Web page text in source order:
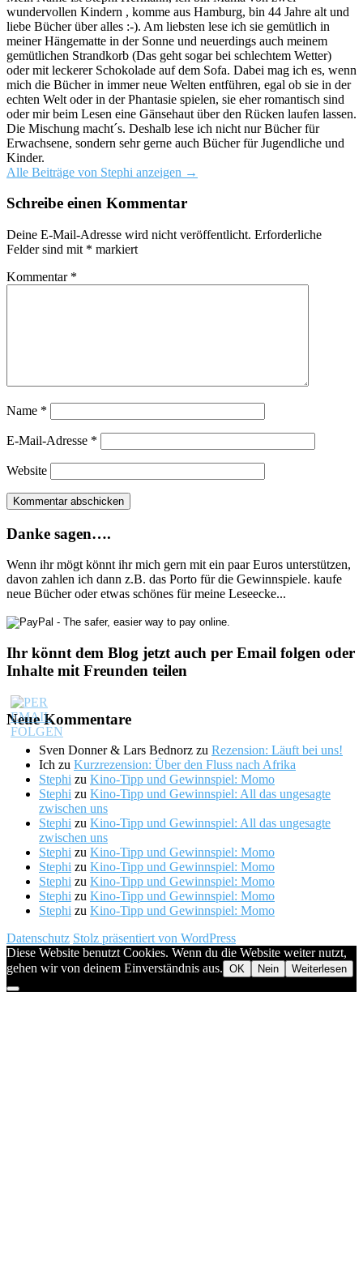
wundervollen Kindern , komme aus Hamburg, bin 44 Jahre alt und
liebe Bücher über alles :-). Am liebsten lese ich sie gemütlich in
meiner Hängematte in der Sonne und neuerdings auch meinem
gemütlichen Strandkorb (Das geht sogar bei schlechtem Wetter)
oder mit leckerer Schokolade auf dem Sofa. Dabei mag ich es, wenn
mich die Bücher in immer neue Welten entführen, egal ob sie in der
echten Welt oder in der Phantasie spielen, sie eher romantisch sind
oder mir beim Lesen eine Gänsehaut über den Rücken laufen lassen.
Die Mischung macht´s. Deshalb lese ich nicht nur Bücher für
Erwachsene, sondern sehr gerne auch Bücher für Jugendliche und
Kinder.
Alle Beiträge von Stephi anzeigen →
Schreibe einen Kommentar
Deine E-Mail-Adresse wird nicht veröffentlicht. Erforderliche
Felder sind mit * markiert
Kommentar *
Name *
E-Mail-Adresse *
Website
Danke sagen….
Wenn ihr mögt könnt ihr mich gern mit ein paar Euros unterstützen,
davon zahlen ich dann z.B. das Porto für die Gewinnspiele. kaufe
neue Bücher oder etwas schönes für meine Leseecke...
Ihr könnt dem Blog jetzt auch per Email folgen oder
Inhalte mit Freunden teilen
Neue Kommentare
Sven Donner & Lars Bednorz zu Rezension: Läuft bei uns!
Ich zu Kurzrezension: Über den Fluss nach Afrika
Stephi zu Kino-Tipp und Gewinnspiel: Momo
Stephi zu Kino-Tipp und Gewinnspiel: All das ungesagte
zwischen uns
Stephi zu Kino-Tipp und Gewinnspiel: All das ungesagte
zwischen uns
Stephi zu Kino-Tipp und Gewinnspiel: Momo
Stephi zu Kino-Tipp und Gewinnspiel: Momo
Stephi zu Kino-Tipp und Gewinnspiel: Momo
Stephi zu Kino-Tipp und Gewinnspiel: Momo
Stephi zu Kino-Tipp und Gewinnspiel: Momo
Datenschutz Stolz präsentiert von WordPress
Diese Website benutzt Cookies. Wenn du die Website weiter nutzt,
gehen wir von deinem Einverständnis aus. OK Nein Weiterlesen